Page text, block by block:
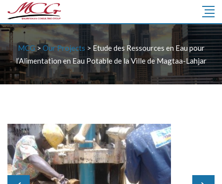
MCG> Our Projects > Etude des Ressources en Eau pour
l’Alimentation en Eau Potable de la Ville de Magtaa-Lahjar